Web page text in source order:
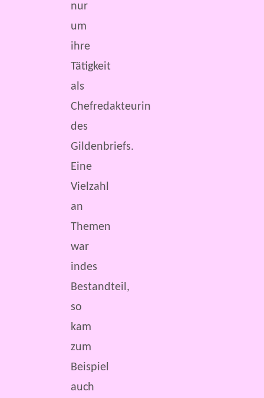
nur
um
ihre
Tätigkeit
als
Chefredakteurin
des
Gildenbriefs.
Eine
Vielzahl
an
Themen
war
indes
Bestandteil,
so
kam
zum
Beispiel
auch